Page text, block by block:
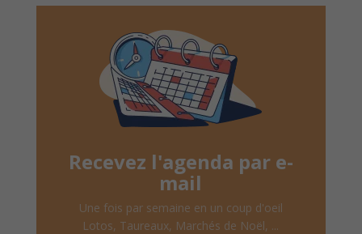
Recevez l'agenda par e-
mail
Une fois par semaine en un coup d'oeil
Lotos, Taureaux, Marchés de Noël, ...